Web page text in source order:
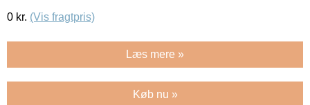
0 kr. (Vis fragtpris)
Læs mere »
Køb nu »